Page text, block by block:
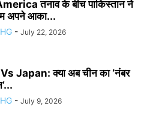
तनाव के बीच पाकिस्तान ने
अपने आका...
- July 22, 2026
Japan: क्या अब चीन का ‘नंबर
- July 9, 2026